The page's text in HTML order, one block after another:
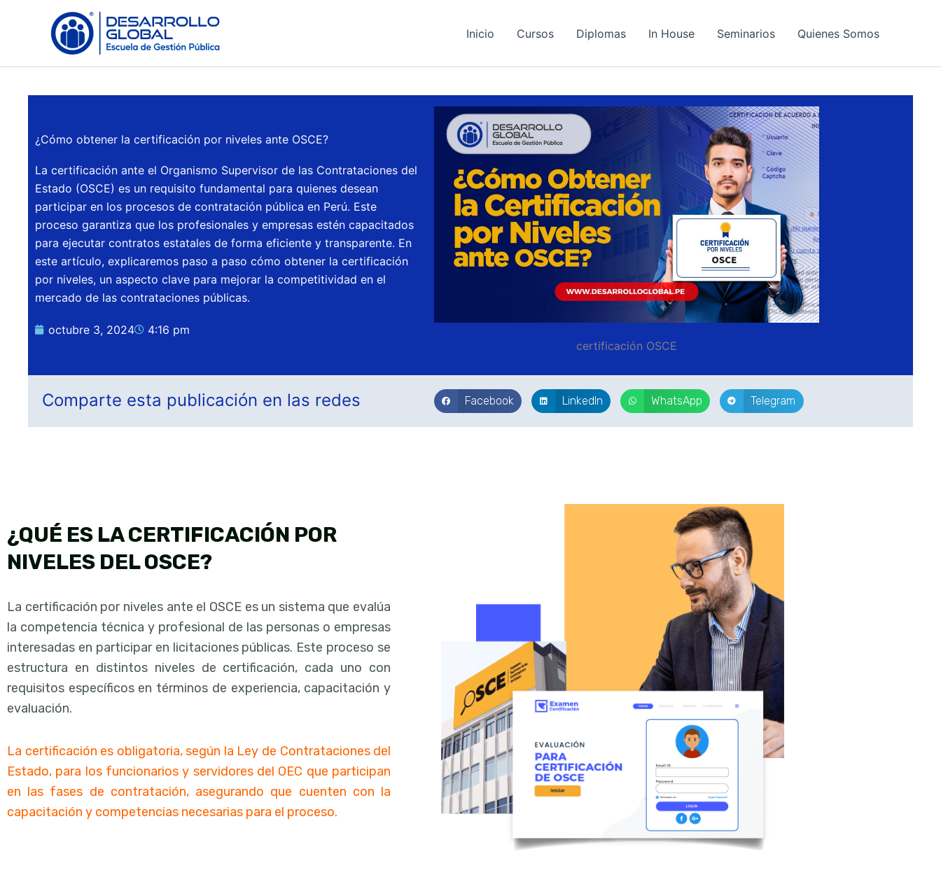
Inicio Cursos Diplomas In House Seminarios Quienes Somos
¿Cómo obtener la certificación por niveles ante OSCE?
La certificación ante el Organismo Supervisor de las Contrataciones del
Estado (OSCE) es un requisito fundamental para quienes desean
participar en los procesos de contratación pública en Perú. Este
proceso garantiza que los profesionales y empresas estén capacitados
para ejecutar contratos estatales de forma eficiente y transparente. En
este artículo, explicaremos paso a paso cómo obtener la certificación
por niveles, un aspecto clave para mejorar la competitividad en el
mercado de las contrataciones públicas.
octubre 3, 2024
4:16 pm
certificación OSCE
Comparte esta publicación en las redes Facebook LinkedIn WhatsApp Telegram
¿QUÉ ES LA CERTIFICACIÓN POR
NIVELES DEL OSCE?
La certificación por niveles ante el OSCE es un sistema que evalúa
la competencia técnica y profesional de las personas o empresas
interesadas en participar en licitaciones públicas. Este proceso se
estructura en distintos niveles de certificación, cada uno con
requisitos específicos en términos de experiencia, capacitación y
evaluación.
La certificación es obligatoria, según la Ley de Contrataciones del
Estado, para los funcionarios y servidores del OEC que participan
en las fases de contratación, asegurando que cuenten con la
capacitación y competencias necesarias para el proceso.